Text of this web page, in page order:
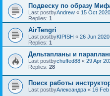
Подвеску по образу
Last postbyAndrew « 15 Oct
Replies: 1
AirTengri
Last postbyKIPISH « 26 Jun
Replies: 1
Дельтапланы и
Last postbychuffed88 « 29 Apr
Replies: 28
Поиск работы
Last postbyАлександра « 16